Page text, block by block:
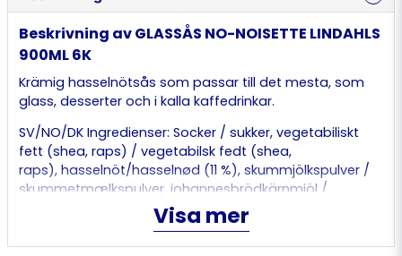
Beskrivning av GLASSÅS NO-NOISETTE LINDAHLS
900ML 6K
Krämig hasselnötsås som passar till det mesta, som
glass, desserter och i kalla kaffedrinkar.
SV/NO/DK Ingredienser: Socker / sukker, vegetabiliskt
fett (shea, raps) / vegetabilsk fedt (shea,
raps), hasselnöt/hasselnød (11 %), skummjölkspulver /
skummetmælkspulver, johannesbrödkärnmjöl /
johannesbrødpulver, fettreducerat kakaopulver /
fedtreduceret / fettredusert kakaopulver,
emulgeringsmedel (solroslecitin) / emulgator /
Visa mer